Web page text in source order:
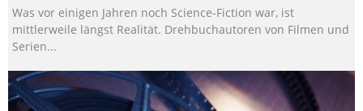
Was vor einigen Jahren noch Science-Fiction war, ist
mittlerweile längst Realität. Drehbuchautoren von Filmen und
Serien...